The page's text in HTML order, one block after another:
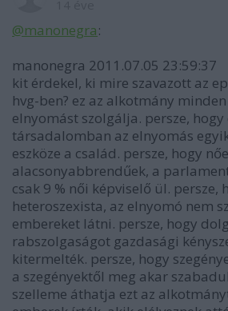
@manonegra:
manonegra 2011.07.05 23:59:37
kit érdekel, ki mire szavazott az
hvg-ben? ez az alkotmány
elnyomást szolgálja. persze,
társadalomban az elnyomás
eszköze a család. persze, hogy
alacsonyabbrendűek, a
csak 9 % női képviselő ül. persze,
heteroszexista, az elnyomó nem
embereket látni. persze, hogy
rabszolgaságot gazdasági
kitermelték. persze, hogy
a szegényektől meg akar
szelleme áthatja ezt az